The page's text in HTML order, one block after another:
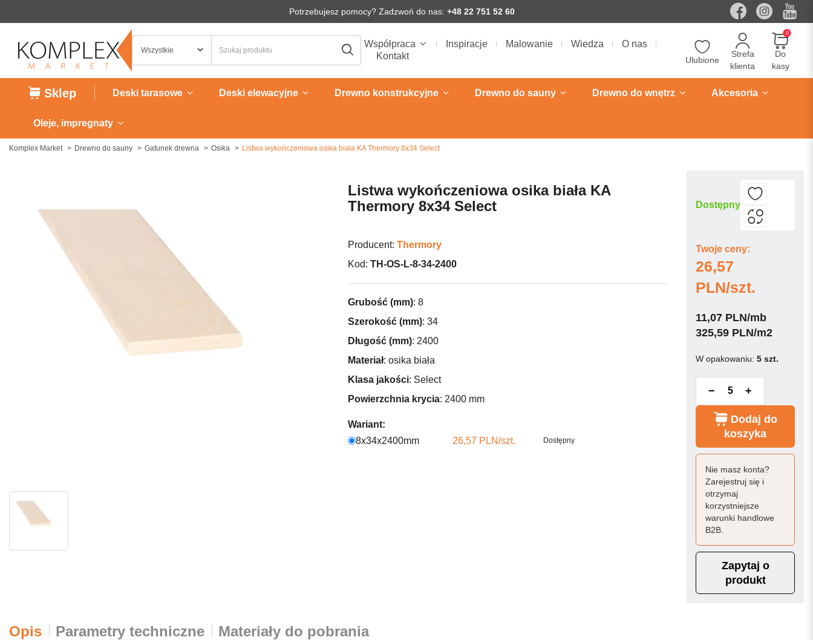
Potrzebujesz pomocy? Zadzwoń do nas: +48 22 751 52 60
Współpraca Inspiracje Malowanie Wiedza
O nas
Kontakt
Ulubione
Strefa
klienta
0
Do
kasy
Sklep Deski tarasowe Deski elewacyjne Drewno konstrukcyjne Drewno do sauny Drewno do wnętrz Akcesoria
Oleje, impregnaty
Komplex Market Drewno do sauny Gatunek drewna Osika Listwa wykończeniowa osika biała KA Thermory 8x34 Select
Listwa wykończeniowa osika biała KA
Thermory 8x34 Select
Producent: Thermory
Kod: TH-OS-L-8-34-2400
Grubość (mm): 8
Szerokość (mm): 34
Długość (mm): 2400
Materiał: osika biała
Klasa jakości: Select
Powierzchnia krycia: 2400 mm
Wariant:
8x34x2400mm
26,57 PLN/szt. Dostępny
Dostępny
Twoje ceny:
26,57
PLN/szt.
11,07 PLN/mb
325,59 PLN/m2
W opakowaniu: 5 szt.
− +
Dodaj do
koszyka
Nie masz konta?
Zarejestruj się i
otrzymaj
korzystniejsze
warunki handlowe
B2B.
Zapytaj o
produkt
Opis Parametry techniczne Materiały do pobrania